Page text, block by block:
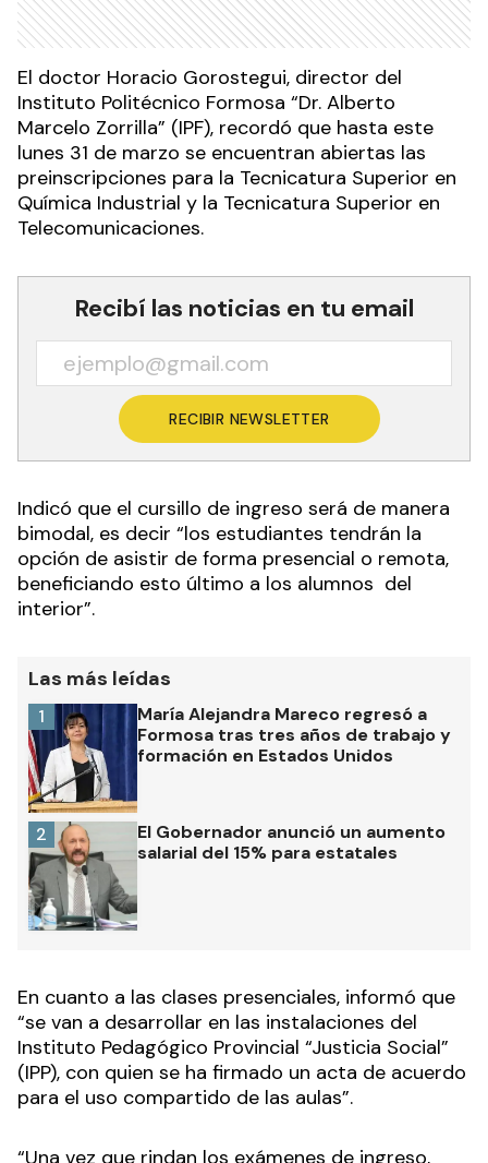
El doctor Horacio Gorostegui, director del
Instituto Politécnico Formosa “Dr. Alberto
Marcelo Zorrilla” (IPF), recordó que hasta este
lunes 31 de marzo se encuentran abiertas las
preinscripciones para la Tecnicatura Superior en
Química Industrial y la Tecnicatura Superior en
Telecomunicaciones.
Recibí las noticias en tu email
RECIBIR NEWSLETTER
Indicó que el cursillo de ingreso será de manera
bimodal, es decir “los estudiantes tendrán la
opción de asistir de forma presencial o remota,
beneficiando esto último a los alumnos del
interior”.
Las más leídas
María Alejandra Mareco regresó a
Formosa tras tres años de trabajo y
formación en Estados Unidos
1
El Gobernador anunció un aumento
salarial del 15% para estatales
2
En cuanto a las clases presenciales, informó que
“se van a desarrollar en las instalaciones del
Instituto Pedagógico Provincial “Justicia Social”
(IPP), con quien se ha firmado un acta de acuerdo
para el uso compartido de las aulas”.
“Una vez que rindan los exámenes de ingreso,